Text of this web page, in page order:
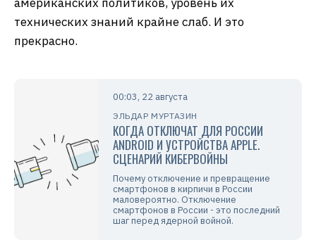
технических знаний крайне слаб. И это
прекрасно.
00:03, 22 августа
ЭЛЬДАР МУРТАЗИН
КОГДА ОТКЛЮЧАТ ДЛЯ РОССИИ
ANDROID И УСТРОЙСТВА APPLE.
СЦЕНАРИЙ КИБЕРВОЙНЫ
Почему отключение и превращение
смартфонов в кирпичи в России
маловероятно. Отключение
смартфонов в России - это последний
шаг перед ядерной войной.